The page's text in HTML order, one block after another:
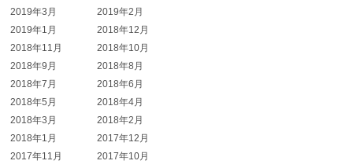
2019年3月
2019年2月
2019年1月
2018年12月
2018年11月
2018年10月
2018年9月
2018年8月
2018年7月
2018年6月
2018年5月
2018年4月
2018年3月
2018年2月
2018年1月
2017年12月
2017年11月
2017年10月